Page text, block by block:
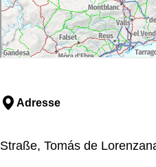
Adresse
Straße, Tomás de